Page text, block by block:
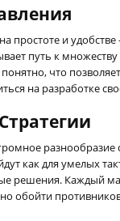
простоте и
путь к
что
на разработке
разнообразие
как для умелых
решения. Каждый
обойти